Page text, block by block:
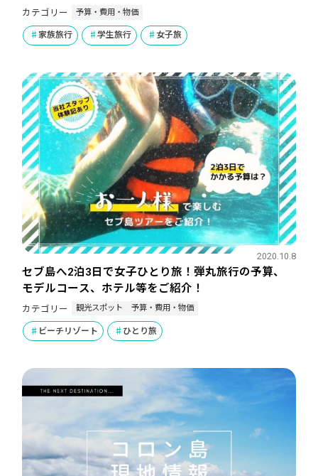
カテゴリー 予算・費用・物価
家族旅行 学生旅行 女子旅
セブ島へ2泊3日で女子ひとり旅！弾丸旅行の予算、
モデルコース、ホテル等をご紹介！
2020.10.8
カテゴリー 観光スポット 予算・費用・物価
ビーチリゾート ひとり旅